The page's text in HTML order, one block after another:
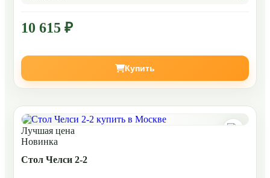
10 615 ₽
Купить
Лучшая цена
Новинка
Стол Челси 2-2